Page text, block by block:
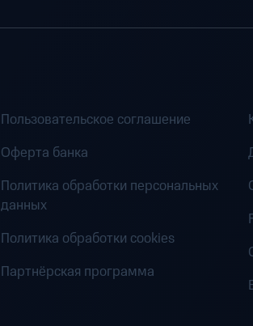
Пользовательское соглашение
Оферта банка
Политика обработки персональных
данных
Политика обработки cookies
Партнёрская программа